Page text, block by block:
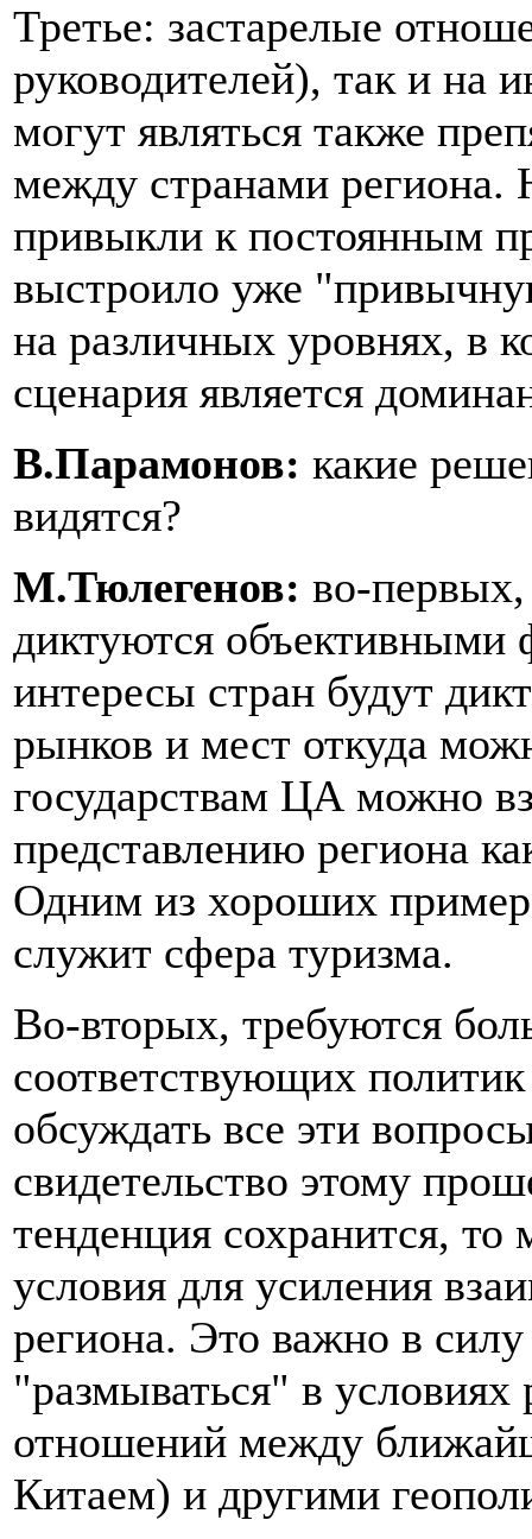
Третье: застарелые
руководителей), так и на
могут являться также
между странами региона.
привыкли к постоянным
выстроило уже
на различных уровнях, в
сценария является
В.Парамонов: какие
видятся?
М.Тюлегенов: во-
диктуются объективными
интересы стран будут
рынков и мест откуда
государствам ЦА можно
представлению региона
Одним из хороших
служит сфера туризма.
Во-вторых, требуются
соответствующих
обсуждать все эти
свидетельство этому
тенденция сохранится,
условия для усиления
региона. Это важно в
"размываться" в
отношений между
Китаем) и другими